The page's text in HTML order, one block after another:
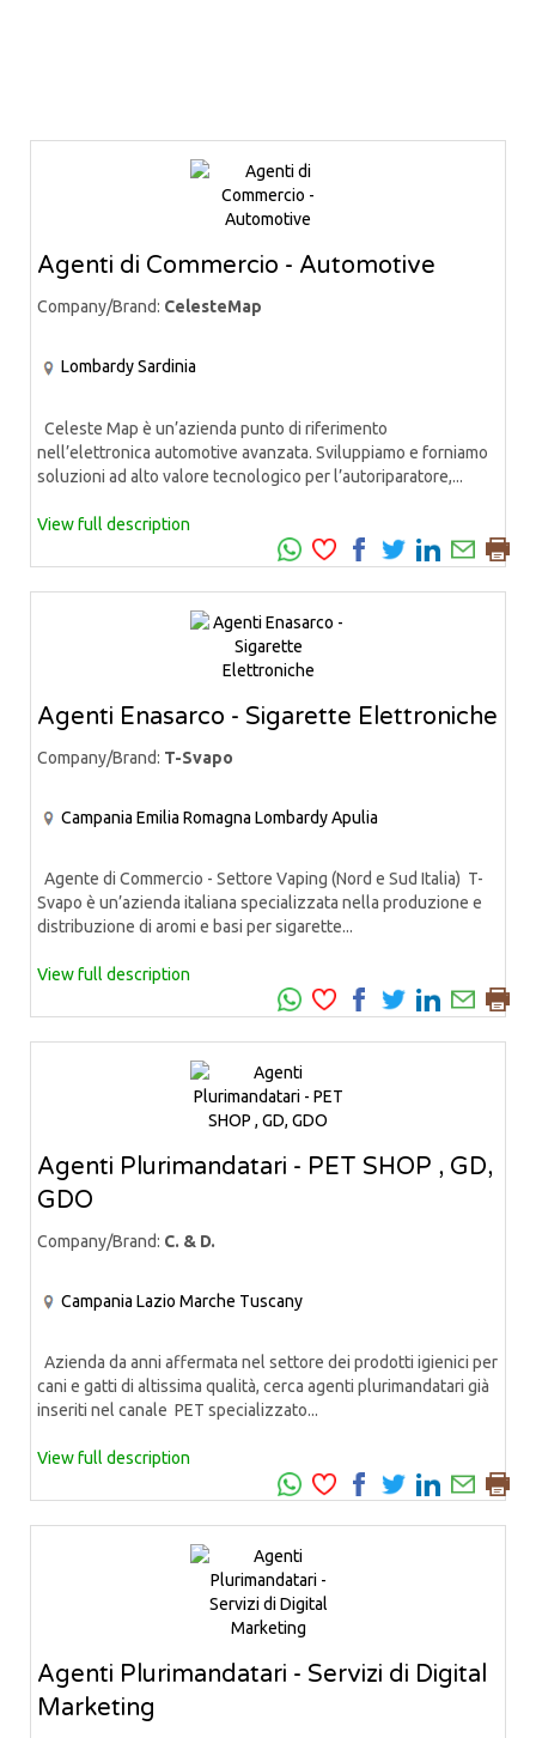
Agenti di Commercio - Automotive
Company/Brand: CelesteMap
LombardySardinia
Celeste Map è un’azienda punto di riferimento
nell’elettronica automotive avanzata. Sviluppiamo e forniamo
soluzioni ad alto valore tecnologico per l’autoriparatore,...
View full description
Agenti Enasarco - Sigarette Elettroniche
Company/Brand: T-Svapo
Campania Emilia Romagna LombardyApulia
Agente di Commercio - Settore Vaping (Nord e Sud Italia) T-
Svapo è un’azienda italiana specializzata nella produzione e
distribuzione di aromi e basi per sigarette...
View full description
Agenti Plurimandatari - PET SHOP , GD,
GDO
Company/Brand: C. & D.
Campania Lazio Marche Tuscany
Azienda da anni affermata nel settore dei prodotti igienici per
cani e gatti di altissima qualità, cerca agenti plurimandatari già
inseriti nel canale PET specializzato...
View full description
Agenti Plurimandatari - Servizi di Digital
Marketing